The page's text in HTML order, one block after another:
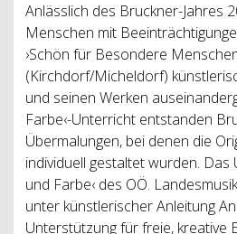
Anlässlich des Bruckner-Jahres
Menschen mit
›Schön für Besondere
(Kirchdorf/Micheldorf)
und seinen Werken
Farbe‹-Unterricht entstanden
Übermalungen, bei denen die
individuell gestaltet wurden. Das
und Farbe‹ des OÖ.
unter künstlerischer Anleitung
Unterstützung für freie, kreative